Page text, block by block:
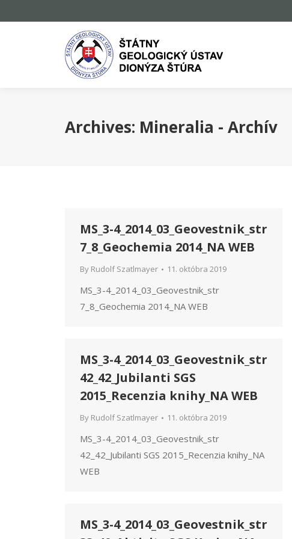
Archives: Mineralia - Archív
MS_3-4_2014_03_Geovestnik_str
7_8_Geochemia 2014_NA WEB
By Rudolf Szatlmayer 11. októbra 2019
MS_3-4_2014_03_Geovestnik_str
7_8_Geochemia 2014_NA WEB
MS_3-4_2014_03_Geovestnik_str
42_42_Jubilanti SGS
2015_Recenzia knihy_NA WEB
By Rudolf Szatlmayer 11. októbra 2019
MS_3-4_2014_03_Geovestnik_str
42_42_Jubilanti SGS 2015_Recenzia knihy_NA
WEB
MS_3-4_2014_03_Geovestnik_str